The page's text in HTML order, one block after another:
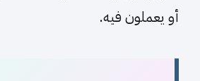
أو يعملون فيه.